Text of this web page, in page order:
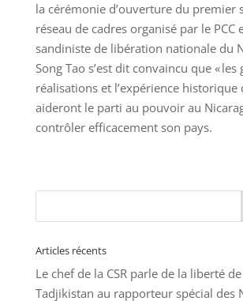
la cérémonie d’ouverture du premier
réseau de cadres organisé par le PCC
sandiniste de libération nationale du
Song Tao s’est dit convaincu que « les
réalisations et l’expérience historique
aideront le parti au pouvoir au
contrôler efficacement son pays.
Articles récents
Le chef de la CSR parle de la liberté
Tadjikistan au rapporteur spécial des